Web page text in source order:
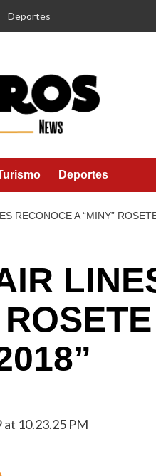
Deportes
Deportes
RECONOCE A “MINY”